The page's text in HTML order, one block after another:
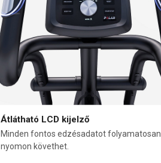
Átlátható LCD kijelző
Minden fontos edzésadatot folyamatosan
nyomon követhet.